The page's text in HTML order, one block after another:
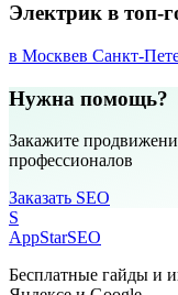
Электрик в топ-
в Москвев Санкт-
Нужна помощь?
Закажите
профессионалов
Заказать SEO
S
AppStarSEO
Бесплатные гайды и